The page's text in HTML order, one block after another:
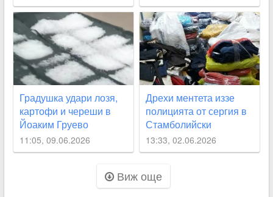
Градушка удари лозя,
картофи и череши в
Йоаким Груево
11:05, 09.06.2026
Дрехи ментета иззе
полицията от сергия в
Стамболийски
13:33, 02.06.2026
Виж още